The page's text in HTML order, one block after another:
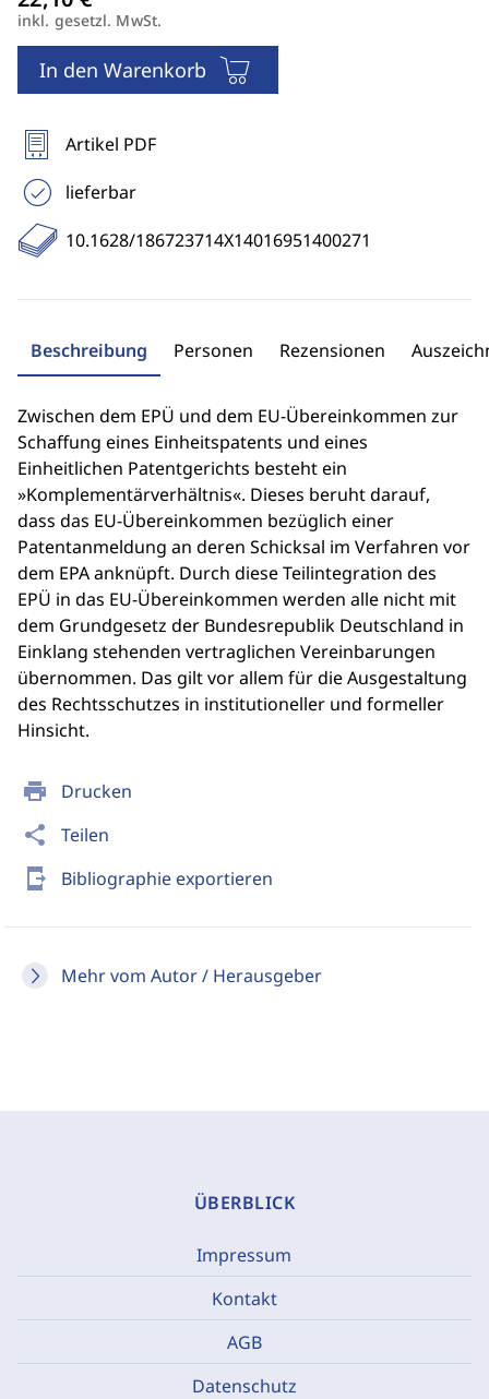
print Drucken
share Teilen
send_to_mobile Bibliographie exportieren
Mehr vom Autor / Herausgeber
inkl. gesetzl. MwSt.
In den Warenkorb
Artikel PDF
lieferbar
10.1628/186723714X14016951400271
Beschreibung Personen Rezensionen
Zwischen dem EPÜ und dem EU-Übereinkommen zur
Schaffung eines Einheitspatents und eines
Einheitlichen Patentgerichts besteht ein
»Komplementärverhältnis«. Dieses beruht darauf,
dass das EU-Übereinkommen bezüglich einer
Patentanmeldung an deren Schicksal im Verfahren vor
dem EPA anknüpft. Durch diese Teilintegration des
EPÜ in das EU-Übereinkommen werden alle nicht mit
dem Grundgesetz der Bundesrepublik Deutschland in
Einklang stehenden vertraglichen Vereinbarungen
übernommen. Das gilt vor allem für die Ausgestaltung
des Rechtsschutzes in institutioneller und formeller
Hinsicht.
ÜBERBLICK
Impressum
Kontakt
AGB
Datenschutz